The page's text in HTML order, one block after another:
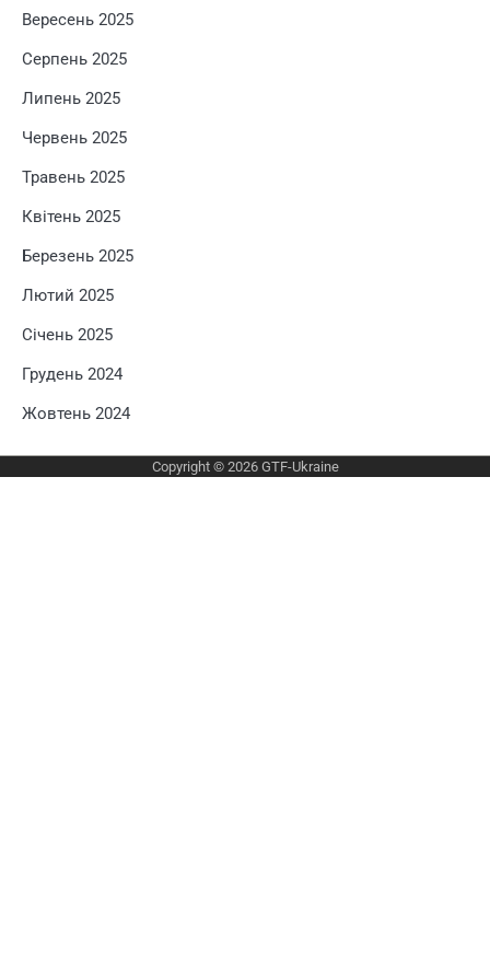
Вересень 2025
Серпень 2025
Липень 2025
Червень 2025
Травень 2025
Квітень 2025
Березень 2025
Лютий 2025
Січень 2025
Грудень 2024
Жовтень 2024
Copyright © 2026 GTF-Ukraine